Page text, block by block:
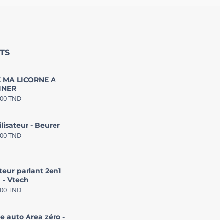
MA LICORNE A
TND
- Beurer
TND
parlant 2en1
- Vtech
TND
auto Area zéro -